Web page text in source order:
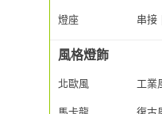
燈座 串接
風格燈飾
北歐風
工業